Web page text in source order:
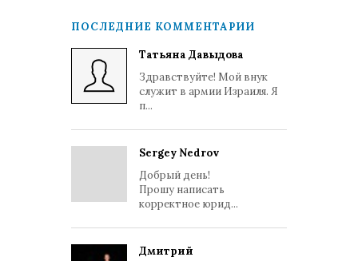
ПОСЛЕДНИЕ КОММЕНТАРИИ
Татьяна Давыдова
Здравствуйте! Мой внук
служит в армии Израиля. Я
п...
Sergey Nedrov
Добрый день!
Прошу написать
корректное юрид...
Дмитрий